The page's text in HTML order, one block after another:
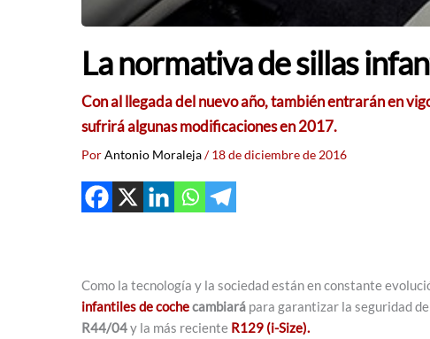
La normativa de sillas
Con al llegada del nuevo año, también entrarán en
sufrirá algunas modificaciones en 2017.
PorAntonio Moraleja/18 de diciembre de 2016
Como la tecnología y la sociedad están en constante
infantiles de cochecambiará para garantizar la seguridad
R44/04y la más reciente R129 (i-Size).